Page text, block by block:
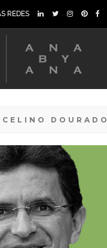
REDES
DOURADO